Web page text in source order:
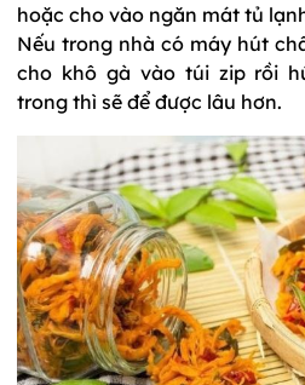
hoặc cho vào ngăn mát tủ
Nếu trong nhà có máy hút
cho khô gà vào túi zip rồi
trong thì sẽ để được lâu hơn.